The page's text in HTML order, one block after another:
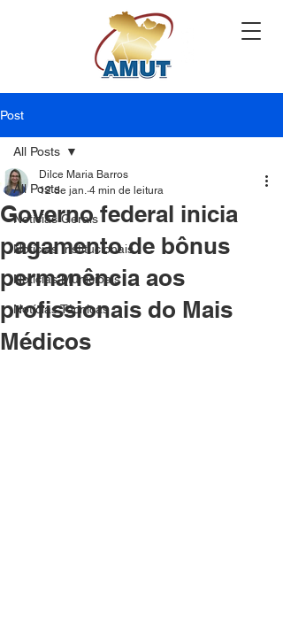
Post
All Posts
Notícias Gerais
Notícias Institucionais
Notícias Municipais
Notícias Técnicas
All Posts
Governo federal inicia
pagamento de bônus
permanência aos
profissionais do Mais
Médicos
Dilce Maria Barros
12 de jan. 4 min de leitura